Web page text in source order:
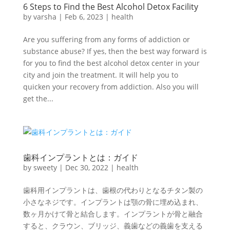
6 Steps to Find the Best Alcohol Detox Facility
by varsha | Feb 6, 2023 | health
Are you suffering from any forms of addiction or
substance abuse? If yes, then the best way forward is
for you to find the best alcohol detox center in your
city and join the treatment. It will help you to
quicken your recovery from addiction. Also you will
get the...
歯科インプラントとは：ガイド
by sweety| Dec 30, 2022| health
歯科用インプラントは、歯根の代わりとなるチタン製の
小さなネジです。インプラントは顎の骨に埋め込まれ、
数ヶ月かけて骨と結合します。インプラントが骨と融合
すると、クラウン、ブリッジ、義歯などの義歯を支える